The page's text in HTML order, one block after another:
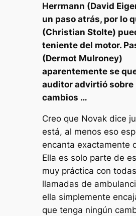
Herrmann (David
un paso atrás, por lo
(Christian Stolte)
teniente del motor.
(Dermot Mulroney)
aparentemente se
auditor advirtió sobre
cambios …
Creo que Novak dice
está, al menos eso
encanta exactamente
Ella es solo parte de
muy práctica con
llamadas de
ella simplemente
que tenga ningún